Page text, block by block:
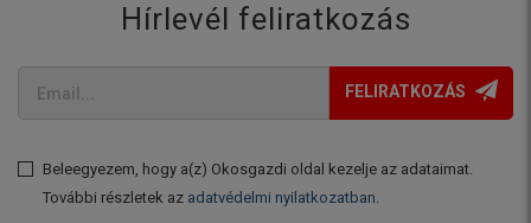
Hírlevél feliratkozás
FELIRATKOZÁS
Beleegyezem, hogy a(z) Okosgazdi oldal kezelje az adataimat.
További részletek az adatvédelmi nyilatkozatban.